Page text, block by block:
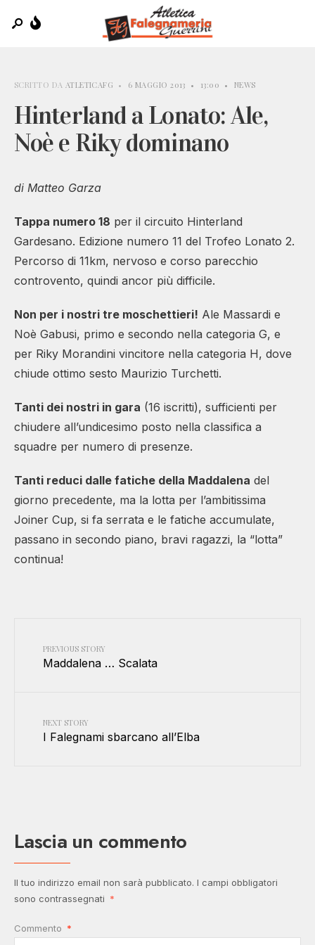
SCRITTO DA ATLETICAFG • 6 MAGGIO 2013 • 13:00 • NEWS
Hinterland a Lonato: Ale,
Noè e Riky dominano
di Matteo Garza
Tappa numero 18 per il circuito Hinterland
Gardesano. Edizione numero 11 del Trofeo Lonato 2.
Percorso di 11km, nervoso e corso parecchio
controvento, quindi ancor più difficile.
Non per i nostri tre moschettieri! Ale Massardi e
Noè Gabusi, primo e secondo nella categoria G, e
per Riky Morandini vincitore nella categoria H, dove
chiude ottimo sesto Maurizio Turchetti.
Tanti dei nostri in gara (16 iscritti), sufficienti per
chiudere all’undicesimo posto nella classifica a
squadre per numero di presenze.
Tanti reduci dalle fatiche della Maddalena del
giorno precedente, ma la lotta per l’ambitissima
Joiner Cup, si fa serrata e le fatiche accumulate,
passano in secondo piano, bravi ragazzi, la “lotta”
continua!
PREVIOUS STORY
Maddalena … Scalata
NEXT STORY
I Falegnami sbarcano all’Elba
Lascia un commento
Il tuo indirizzo email non sarà pubblicato. I campi obbligatori
sono contrassegnati *
Commento *